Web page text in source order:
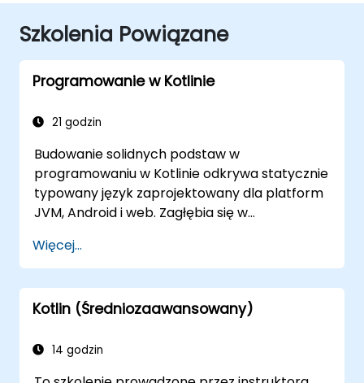
Szkolenia Powiązane
Programowanie w Kotlinie
21 godzin
Budowanie solidnych podstaw w
programowaniu w Kotlinie odkrywa statycznie
typowany język zaprojektowany dla platform
JVM, Android i web. Zagłębia się w
przepływ sterowania, projektowanie
obiektowe z klasami i dziedziczeniem, funkcje i
lambdy, bezpieczeństwo null, generyki,
interfejsy oraz klasy danych. Wyposaża
niezbędne do pisania czystego, ekspresyjnego
Więcej...
Kotlin (Średniozaawansowany)
14 godzin